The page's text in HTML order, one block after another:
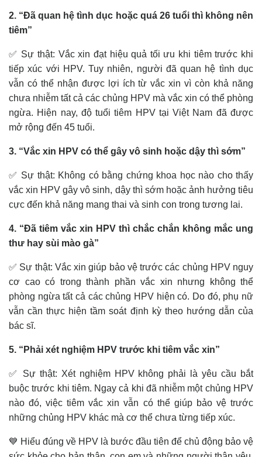
2. “Đã quan hệ tình dục hoặc quá 26 tuổi thì không nên
tiêm”
✅ Sự thật: Vắc xin đạt hiệu quả tối ưu khi tiêm trước khi
tiếp xúc với HPV. Tuy nhiên, người đã quan hệ tình dục
vẫn có thể nhận được lợi ích từ vắc xin vì còn khả năng
chưa nhiễm tất cả các chủng HPV mà vắc xin có thể phòng
ngừa. Hiện nay, độ tuổi tiêm HPV tại Việt Nam đã được
mở rộng đến 45 tuổi.
3. “Vắc xin HPV có thể gây vô sinh hoặc dậy thì sớm”
✅ Sự thật: Không có bằng chứng khoa học nào cho thấy
vắc xin HPV gây vô sinh, dậy thì sớm hoặc ảnh hưởng tiêu
cực đến khả năng mang thai và sinh con trong tương lai.
4. “Đã tiêm vắc xin HPV thì chắc chắn không mắc ung
thư hay sùi mào gà”
✅ Sự thật: Vắc xin giúp bảo vệ trước các chủng HPV nguy
cơ cao có trong thành phần vắc xin nhưng không thể
phòng ngừa tất cả các chủng HPV hiện có. Do đó, phụ nữ
vẫn cần thực hiện tầm soát định kỳ theo hướng dẫn của
bác sĩ.
5. “Phải xét nghiệm HPV trước khi tiêm vắc xin”
✅ Sự thật: Xét nghiệm HPV không phải là yêu cầu bắt
buộc trước khi tiêm. Ngay cả khi đã nhiễm một chủng HPV
nào đó, việc tiêm vắc xin vẫn có thể giúp bảo vệ trước
những chủng HPV khác mà cơ thể chưa từng tiếp xúc.
💙 Hiểu đúng về HPV là bước đầu tiên để chủ động bảo vệ